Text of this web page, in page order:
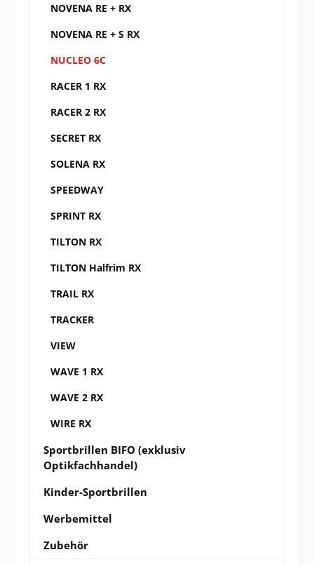
NOVENA RE + RX
NOVENA RE + S RX
NUCLEO 6C
RACER 1 RX
RACER 2 RX
SECRET RX
SOLENA RX
SPEEDWAY
SPRINT RX
TILTON RX
TILTON Halfrim RX
TRAIL RX
TRACKER
VIEW
WAVE 1 RX
WAVE 2 RX
WIRE RX
Sportbrillen BIFO (exklusiv
Optikfachhandel)
Kinder-Sportbrillen
Werbemittel
Zubehör